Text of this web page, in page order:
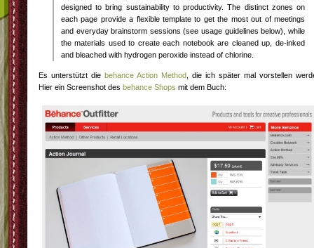
designed to bring sustainability to productivity. The distinct zones on
each page provide a flexible template to get the most out of meetings
and everyday brainstorm sessions (see usage guidelines below), while
the materials used to create each notebook are cleaned up, de-inked
and bleached with hydrogen peroxide instead of chlorine.
Es unterstützt die behance Action Method , die ich später mal vorstellen
Hier ein Screenshot des behance Shops mit dem Buch: